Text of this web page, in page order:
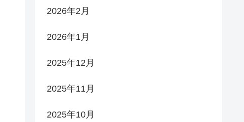
2026年2月
2026年1月
2025年12月
2025年11月
2025年10月